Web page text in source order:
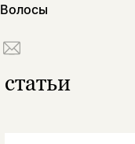
Волосы
статьи